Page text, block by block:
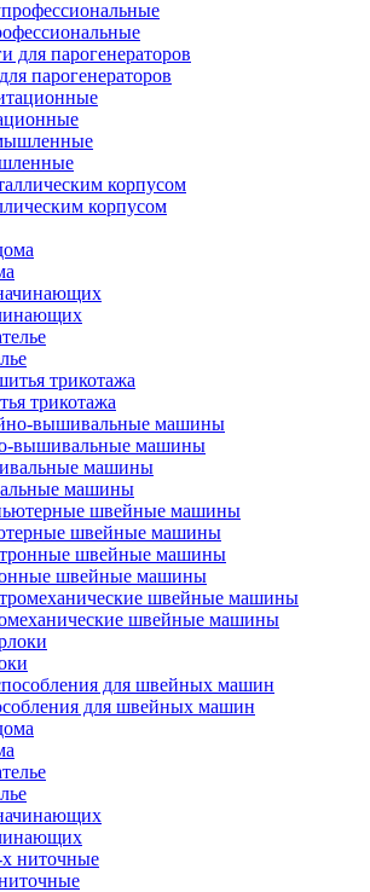
парогенераторов
корпусом
трикотажа
вышивальные машины
машины
швейные машины
швейные машины
швейные машины
для швейных машин